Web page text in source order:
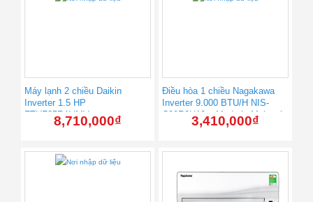
Máy lạnh 2 chiều Daikin
Inverter 1.5 HP
FTHF35RAVMV
8,710,000₫
Điều hòa 1 chiều Nagakawa
Inverter 9.000 BTU/H NIS-
C09R2H12 – Made in Malaysia
3,410,000₫